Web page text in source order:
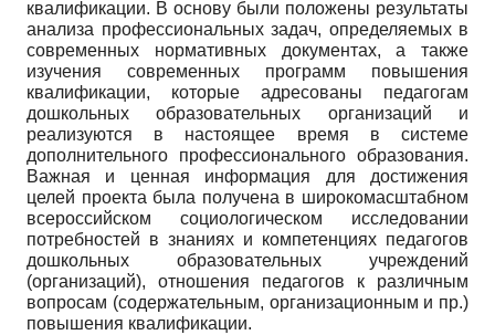
квалификации. В основу были положены результаты
анализа профессиональных задач, определяемых в
современных нормативных документах, а также
изучения современных программ повышения
квалификации, которые адресованы педагогам
дошкольных образовательных организаций и
реализуются в настоящее время в системе
дополнительного профессионального образования.
Важная и ценная информация для достижения
целей проекта была получена в широкомасштабном
всероссийском социологическом исследовании
потребностей в знаниях и компетенциях педагогов
дошкольных образовательных учреждений
(организаций), отношения педагогов к различным
вопросам (содержательным, организационным и пр.)
повышения квалификации.